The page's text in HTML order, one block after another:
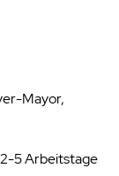
Mayor,
5 Arbeitstage